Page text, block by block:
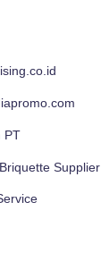
PT
Supplier